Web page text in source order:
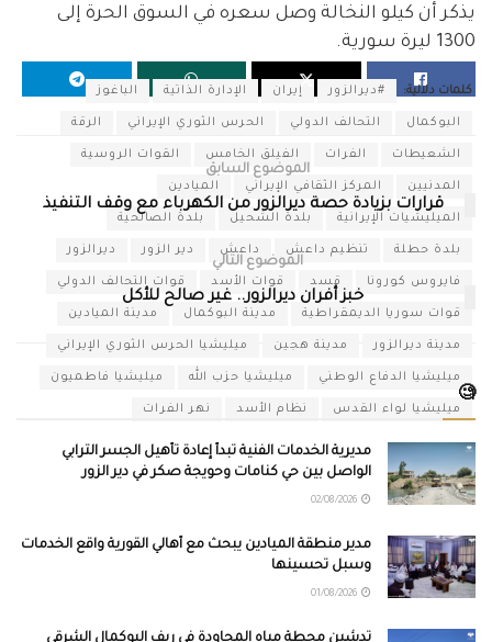
يذكر أن كيلو النخالة وصل سعره في السوق الحرة إلى
1300 ليرة سورية.
كلمات دلالية: #ديرالزور إيران الإدارة الذاتية الباغوز
البوكمال التحالف الدولي الحرس الثوري الإيراني الرقة
الشعيطات الفرات الفيلق الخامس القوات الروسية
المدنيين المركز الثقافي الإيراني الميادين
الميليشيات الإيرانية بلدة الشحيل بلدة الصالحية
بلدة حطلة تنظيم داعش داعش دير الزور ديرالزور
فايروس كورونا قسد قوات الأسد قوات التحالف الدولي
قوات سوريا الديمقراطية مدينة البوكمال مدينة الميادين
مدينة ديرالزور مدينة هجين ميليشيا الحرس الثوري الإيراني
ميليشيا الدفاع الوطني ميليشيا حزب الله ميليشيا فاطميون
ميليشيا لواء القدس نظام الأسد نهر الفرات
الموضوع السابق
قرارات بزيادة حصة ديرالزور من الكهرباء مع وقف التنفيذ
الموضوع التالي
خبز أفران ديرالزور.. غير صالح للأكل
🧐
مديرية الخدمات الفنية تبدأ إعادة تأهيل الجسر الترابي
الواصل بين حي كنامات وحويجة صكر في دير الزور
مدير منطقة الميادين يبحث مع أهالي القورية واقع الخدمات
وسبل تحسينها
تدشين محطة مياه المجاودة في ريف البوكمال الشرقي